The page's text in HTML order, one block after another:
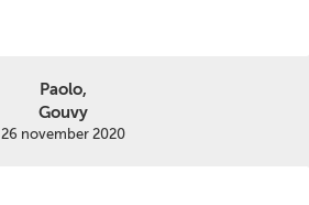
Paolo,
Gouvy
26 november 2020